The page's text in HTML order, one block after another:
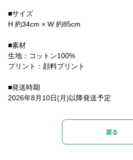
■サイズ
H 約34cm × W 約85cm
■素材
生地：コットン100%
プリント：顔料プリント
■発送時期
2026年8月10日(月)以降発送予定
戻る